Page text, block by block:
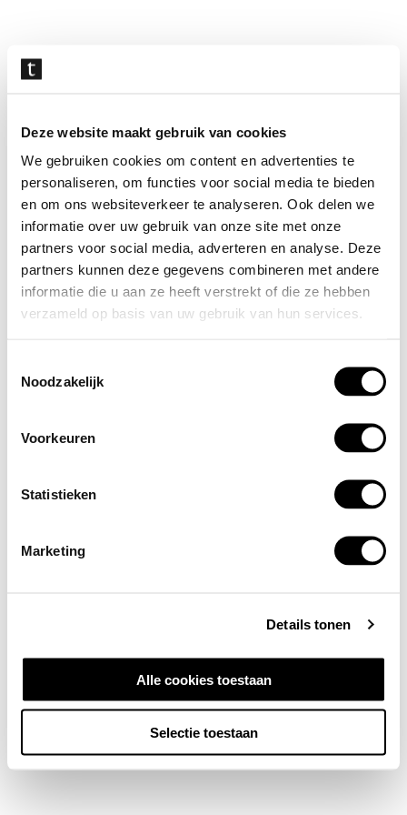
Deze website maakt gebruik van cookies
We gebruiken cookies om content en advertenties te
personaliseren, om functies voor social media te bieden
en om ons websiteverkeer te analyseren. Ook delen we
informatie over uw gebruik van onze site met onze
partners voor social media, adverteren en analyse. Deze
partners kunnen deze gegevens combineren met andere
informatie die u aan ze heeft verstrekt of die ze hebben
verzameld op basis van uw gebruik van hun services.
Noodzakelijk
Voorkeuren
Statistieken
Marketing
Details tonen
Alle cookies toestaan
Selectie toestaan
overslaan